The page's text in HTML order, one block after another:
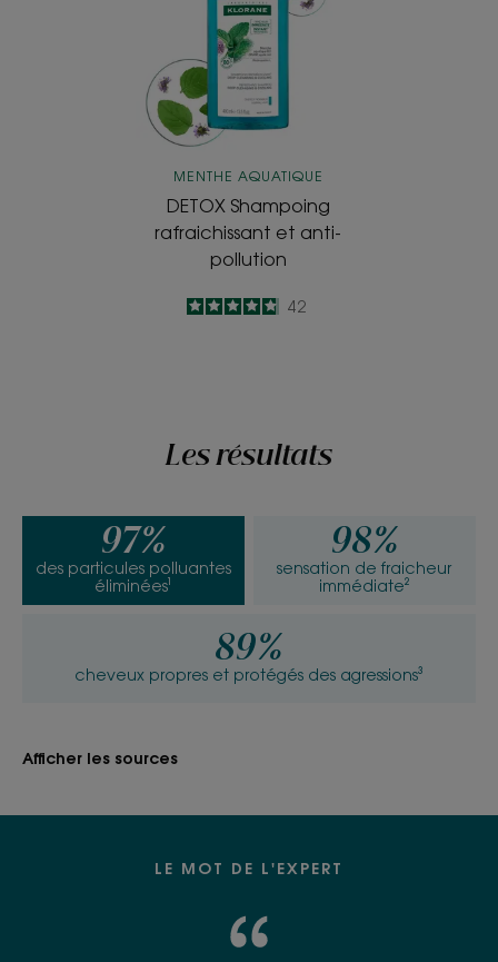
et
anti-
pollution
MENTHE AQUATIQUE
DETOX Shampoing
rafraichissant et anti-
pollution
4.8
/
5
42
Les résultats
97%
des particules polluantes
éliminées¹
98%
sensation de fraicheur
immédiate²
89%
cheveux propres et protégés des agressions³
Afficher les sources
LE MOT DE L'EXPERT